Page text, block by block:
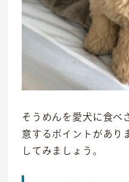
そうめんを愛犬に食べ
意するポイントがあり
してみましょう。